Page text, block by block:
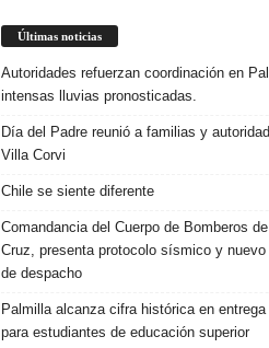
Últimas noticias
Autoridades refuerzan coordinación en
intensas lluvias pronosticadas.
Día del Padre reunió a familias y
Villa Corvi
Chile se siente diferente
Comandancia del Cuerpo de Bomberos
Cruz, presenta protocolo sísmico y
de despacho
Palmilla alcanza cifra histórica en
para estudiantes de educación superior